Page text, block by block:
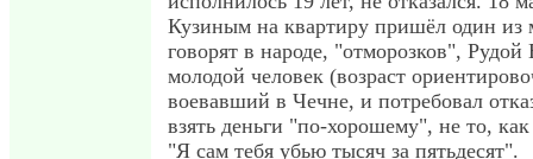
Кузиным на квартиру пришёл один из
говорят в народе, "отморозков",
молодой человек (возраст
воевавший в Чечне, и потребовал
взять деньги "по-хорошему", не то,
"Я сам тебя убью тысяч за пятьдесят".